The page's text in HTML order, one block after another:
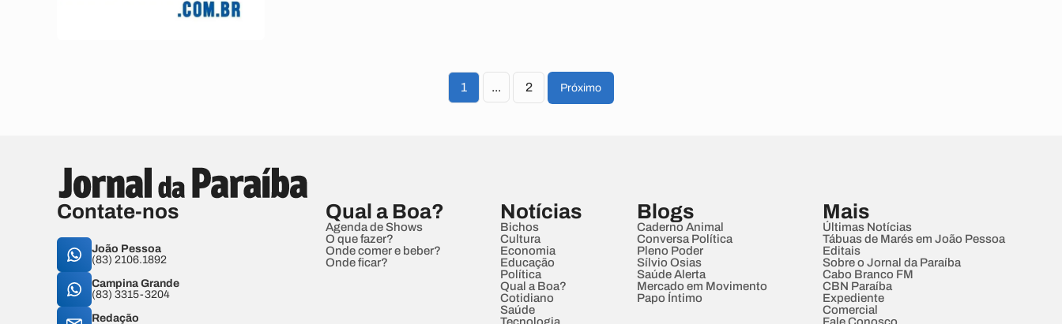
1 ... 2 Próximo
Contate-nos
João Pessoa
(83) 2106.1892
Campina Grande
(83) 3315-3204
Redação
Qual a Boa?
Agenda de Shows
O que fazer?
Onde comer e beber?
Onde ficar?
Notícias
Bichos
Cultura
Economia
Educação
Política
Qual a Boa?
Cotidiano
Saúde
Blogs
Caderno Animal
Conversa Política
Pleno Poder
Sílvio Osias
Saúde Alerta
Mercado em Movimento
Papo Íntimo
Mais
Últimas Notícias
Tábuas de Marés em João Pessoa
Editais
Sobre o Jornal da Paraíba
Cabo Branco FM
CBN Paraíba
Expediente
Comercial